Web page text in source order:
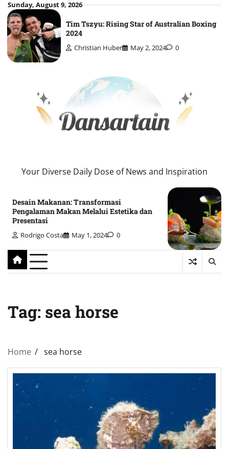
Skip
to
content
Sunday, August 9, 2026
Tim Tszyu: Rising Star of Australian Boxing
2024
Christian Huber May 2, 2024 0
Your Diverse Daily Dose of News and Inspiration
Desain Makanan: Transformasi
Pengalaman Makan Melalui Estetika dan
Presentasi
Rodrigo Costa May 1, 2024 0
Tag: sea horse
Home sea horse